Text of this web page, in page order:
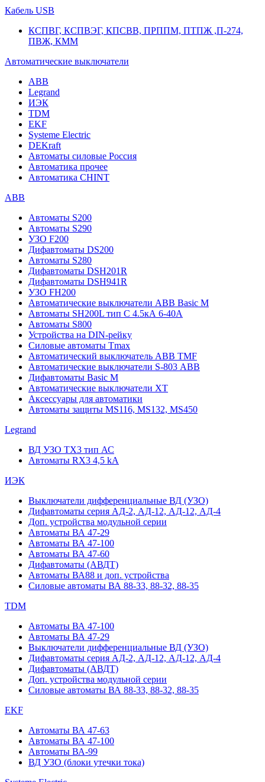
Кабель USB
КСПВГ, КСПВЭГ, КПСВВ, ПРППМ, ПТПЖ ,П-274,
ПВЖ, КММ
Автоматические выключатели
ABB
Legrand
ИЭК
TDM
EKF
Systeme Electric
DEKraft
Автоматы силовые Россия
Автоматика прочее
Автоматика CHINT
ABB
Автоматы S200
Автоматы S290
УЗО F200
Дифавтоматы DS200
Автоматы S280
Дифавтоматы DSH201R
Дифавтоматы DSH941R
УЗО FH200
Автоматические выключатели ABB Basic M
Автоматы SH200L тип С 4.5кА 6-40А
Автоматы S800
Устройства на DIN-рейку
Силовые автоматы Tmax
Автоматический выключатель ABB TMF
Автоматические выключатели S-803 АВВ
Дифавтоматы Basic M
Автоматические выключатели XT
Аксессуары для автоматики
Автоматы защиты MS116, MS132, MS450
Legrand
ВД УЗО TX3 тип АС
Автоматы RX3 4,5 kA
ИЭК
Выключатели дифференциальные ВД (УЗО)
Дифавтоматы серия АД-2, АД-12, АД-12, АД-4
Доп. устройства модульной серии
Автоматы ВА 47-29
Автоматы ВА 47-100
Автоматы ВА 47-60
Дифавтоматы (АВДТ)
Автоматы ВА88 и доп. устройства
Силовые автоматы ВА 88-33, 88-32, 88-35
TDM
Автоматы ВА 47-100
Автоматы ВА 47-29
Выключатели дифференциальные ВД (УЗО)
Дифавтоматы серия АД-2, АД-12, АД-12, АД-4
Дифавтоматы (АВДТ)
Доп. устройства модульной серии
Силовые автоматы ВА 88-33, 88-32, 88-35
EKF
Автоматы ВА 47-63
Автоматы ВА 47-100
Автоматы ВА-99
ВД УЗО (блоки утечки тока)